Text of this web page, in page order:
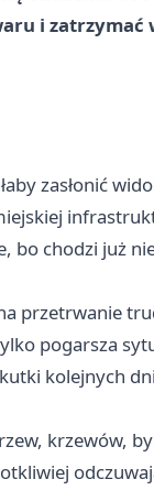
i zatrzymać
zasłonić
bo chodzi już
przetrwanie
pogarsza
kolejnych
krzewów,